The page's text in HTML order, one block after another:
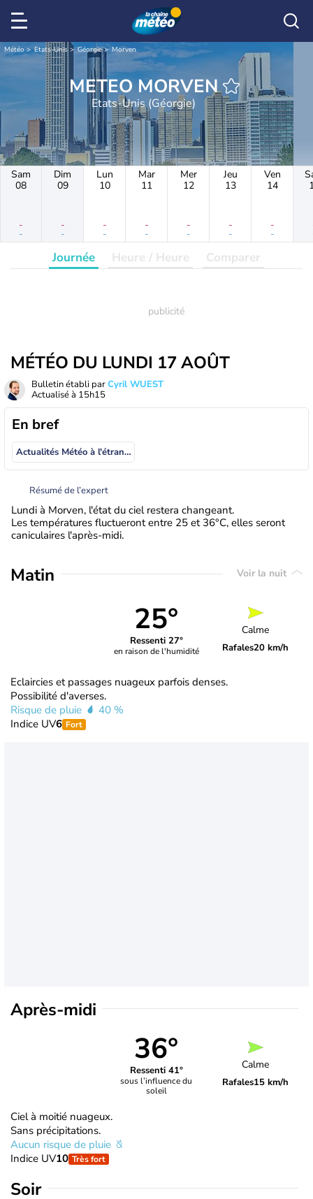
Météo Etats-Unis Géorgie Morven
METEO MORVEN
Etats-Unis (Géorgie)
Sam
08
-
-
Dim
09
-
-
Lun
10
-
-
Mar
11
-
-
Mer
12
-
-
Jeu
13
-
-
Ven
14
-
-
Journée Heure / Heure Comparer
MÉTÉO DU LUNDI 17 AOÛT
Bulletin établi parCyril WUEST
Actualisé à 15h15
En bref
Actualités Météo à l'étranger
Résumé de l’expert
Lundi à Morven, l'état du ciel restera changeant.
Les températures fluctueront entre 25 et 36°C, elles seront
caniculaires l'après-midi.
Matin Voir la nuit
25°
Ressenti 27°
en raison de l'humidité
Calme
Rafales20 km/h
Eclaircies et passages nuageux parfois denses.
Possibilité d'averses.
Risque de pluie
40 %
Indice UV6 Fort
Après-midi
36°
Ressenti 41°
sous l’influence du
soleil
Calme
Rafales15 km/h
Ciel à moitié nuageux.
Sans précipitations.
Aucun risque de pluie
Indice UV10 Très fort
Soir